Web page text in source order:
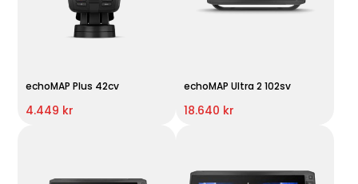
echoMAP Plus 42cv
4.449 kr
echoMAP Ultra 2 102sv
18.640 kr